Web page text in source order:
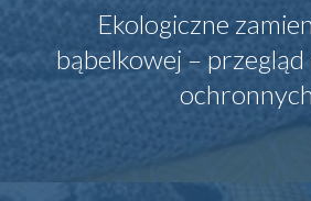
Ekologiczne
bąbelkowej –
ochronnych